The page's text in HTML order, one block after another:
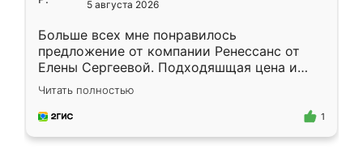
5 августа 2026
Больше всех мне понравилось
предложение от компании Ренессанс от
Елены Сергеевой. Подходяшщая цена и
короткие сроки изготовления. Приехавший
для замера сотрудник Владислав
предложил по моему эскизу самый
Читать полностью
1